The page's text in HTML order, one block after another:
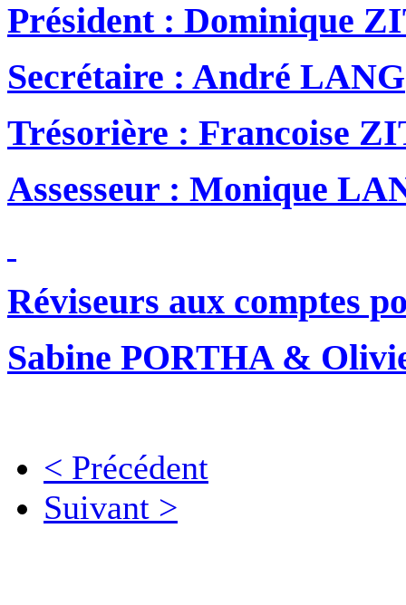
Président : Dominique
Secrétaire : André LANG
Trésorière : Francoise
Assesseur : Monique
Réviseurs aux comptes
Sabine PORTHA &
< Précédent
Suivant >